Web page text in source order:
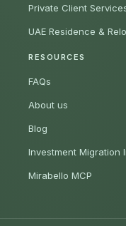
Private Client
UAE Residence &
RESOURCES
FAQs
About us
Blog
Investment Migration
Mirabello MCP